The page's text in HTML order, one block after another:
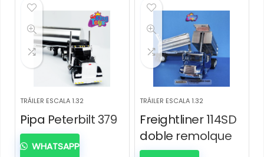
TRÁILER ESCALA 1.32
Pipa Peterbilt 379
WHATSAPP
TRÁILER ESCALA 1.32
Freightliner 114SD
doble remolque